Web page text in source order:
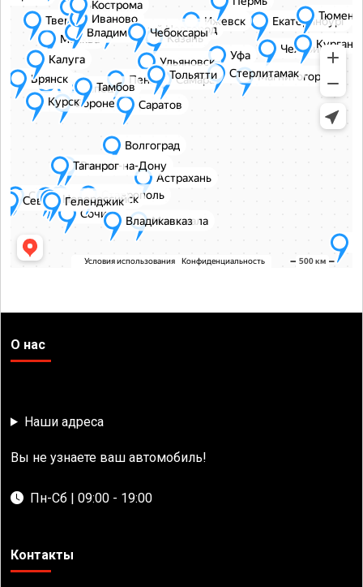
О нас
Наши адреса
Вы не узнаете ваш автомобиль!
Пн-Сб | 09:00 - 19:00
Контакты